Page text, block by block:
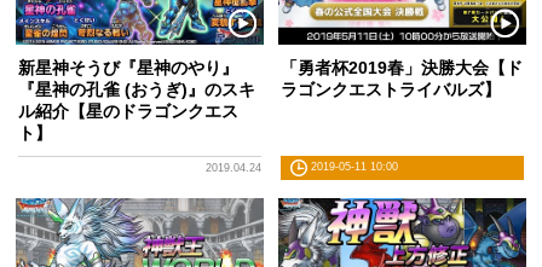
新星神そうび『星神のやり』
『星神の孔雀 (おうぎ)』のスキ
ル紹介【星のドラゴンクエス
ト】
2019.04.24
「勇者杯2019春」決勝大会【ド
ラゴンクエストライバルズ】
2019-05-11 10:00